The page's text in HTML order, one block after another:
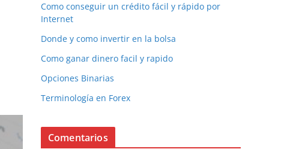
Como conseguir un crédito fácil y rápido por
Internet
Donde y como invertir en la bolsa
Como ganar dinero facil y rapido
Opciones Binarias
Terminología en Forex
Comentarios